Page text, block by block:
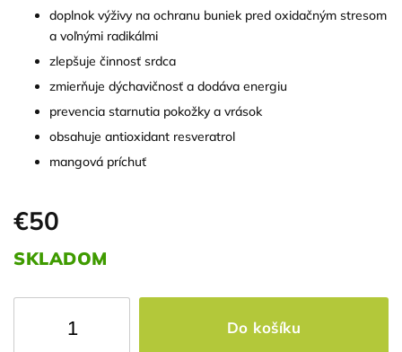
€50
SKLADOM
Do košíku
doplnok výživy na ochranu buniek pred oxidačným stresom
a voľnými radikálmi
zlepšuje činnosť srdca
zmierňuje dýchavičnosť a dodáva energiu
prevencia starnutia pokožky a vrások
obsahuje antioxidant resveratrol
mangová príchuť